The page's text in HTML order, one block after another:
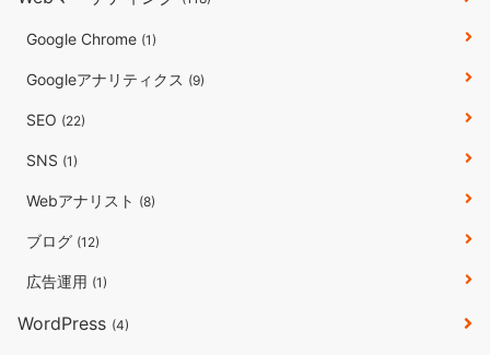
Google Chrome (1)
Googleアナリティクス (9)
SEO (22)
SNS (1)
Webアナリスト (8)
ブログ (12)
広告運用 (1)
WordPress (4)